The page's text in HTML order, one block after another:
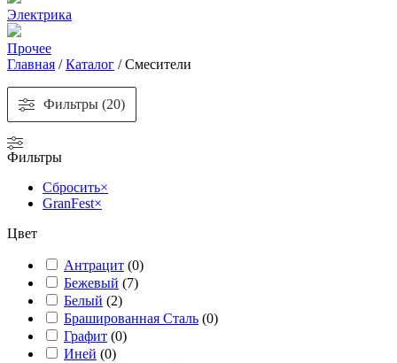
Электрика
Прочее
Главная /Каталог /Смесители
Фильтры (20)
Фильтры
Сбросить×
GranFest×
Цвет
Антрацит (0)
Бежевый (7)
Белый (2)
Брашированная Сталь (0)
Графит (0)
Иней (0)